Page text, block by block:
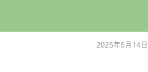
2025年5月14日